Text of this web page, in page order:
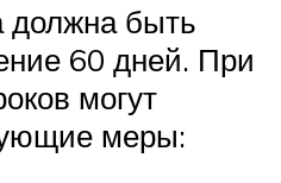
должна быть
60 дней. При
могут
меры: